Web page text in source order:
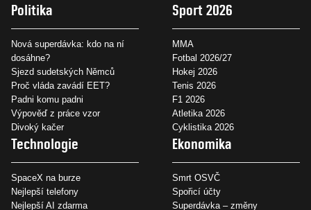
Politika
Nová superdávka: kdo na ní
dosáhne?
Sjezd sudetských Němců
Proč vláda zavádí EET?
Padni komu padni
Výpověď z práce vzor
Divoký kačer
Sport 2026
MMA
Fotbal 2026/27
Hokej 2026
Tenis 2026
F1 2026
Atletika 2026
Cyklistika 2026
Technologie
SpaceX na burze
Nejlepší telefony
Nejlepší AI zdarma
Ekonomika
Smrt OSVČ
Spořicí účty
Superdávka – změny